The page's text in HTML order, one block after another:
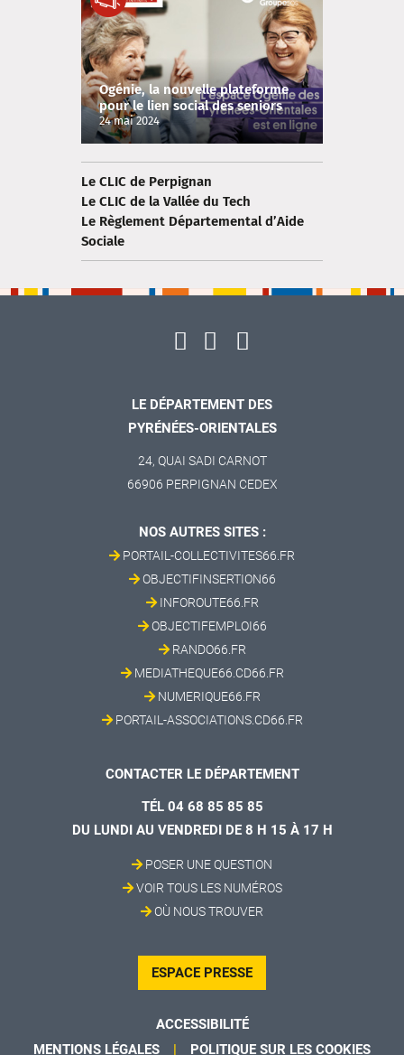
Ogénie, la nouvelle plateforme
pour le lien social des seniors
dans les Pyrénées-Orientales !
24 mai 2024
Le CLIC de Perpignan
Le CLIC de la Vallée du Tech
Le Règlement Départemental d’Aide
Sociale
LE DÉPARTEMENT DES
PYRÉNÉES-ORIENTALES
24, QUAI SADI CARNOT
66906 PERPIGNAN CEDEX
NOS AUTRES SITES :
PORTAIL-COLLECTIVITES66.FR
OBJECTIFINSERTION66
INFOROUTE66.FR
OBJECTIFEMPLOI66
RANDO66.FR
MEDIATHEQUE66.CD66.FR
NUMERIQUE66.FR
PORTAIL-ASSOCIATIONS.CD66.FR
CONTACTER LE DÉPARTEMENT
TÉL 04 68 85 85 85
DU LUNDI AU VENDREDI DE 8 H 15 À 17 H
POSER UNE QUESTION
VOIR TOUS LES NUMÉROS
OÙ NOUS TROUVER
ESPACE PRESSE
ACCESSIBILITÉ
MENTIONS LÉGALES
POLITIQUE SUR LES COOKIES